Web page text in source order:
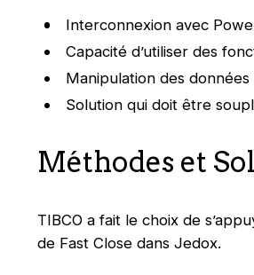
Interconnexion avec
Capacité d’utiliser des
Manipulation des
Solution qui doit être
Méthodes et
TIBCO a fait le choix de
de Fast Close dans Jedox.